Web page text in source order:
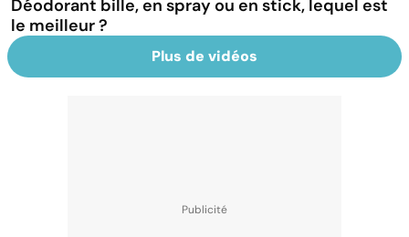
Déodorant bille, en spray ou en stick, lequel est
le meilleur ?
Plus de vidéos